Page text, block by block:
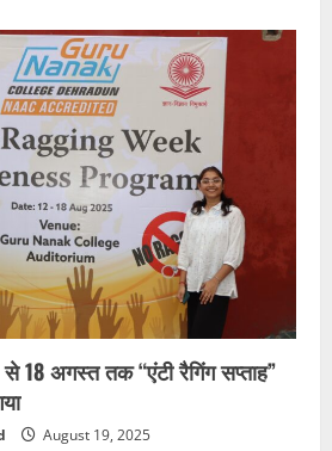
18 अगस्त तक “एंटी रैगिंग सप्ताह”
August 19, 2025